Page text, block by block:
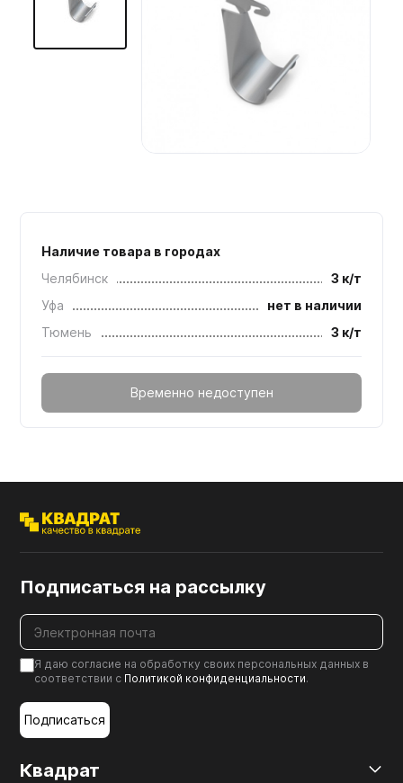
Мебельные образцы, каталоги
Наличие товара в городах
Челябинск
3 к/т
Уфа
нет в наличии
Тюмень
3 к/т
Временно недоступен
Квадрат
Подписаться на рассылку
Я даю согласие на обработку своих персональных данных в
соответствии с Политикой конфиденциальности.
Подписаться